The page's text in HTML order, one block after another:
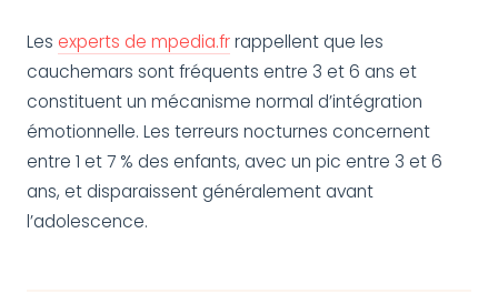
Les experts de mpedia.frrappellent que les
cauchemars sont fréquents entre 3 et 6 ans et
constituent un mécanisme normal d’intégration
émotionnelle. Les terreurs nocturnes concernent
entre 1 et 7 % des enfants, avec un pic entre 3 et 6
ans, et disparaissent généralement avant
l’adolescence.